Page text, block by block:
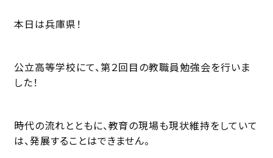
本日は兵庫県！
公立高等学校にて、第２回目の教職員勉強会を行いま
した！
時代の流れとともに、教育の現場も現状維持をしていて
は、発展することはできません。